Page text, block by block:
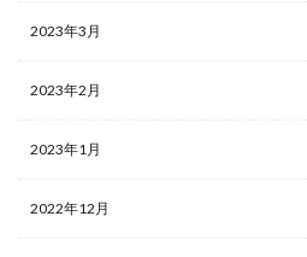
2023年3月
2023年2月
2023年1月
2022年12月